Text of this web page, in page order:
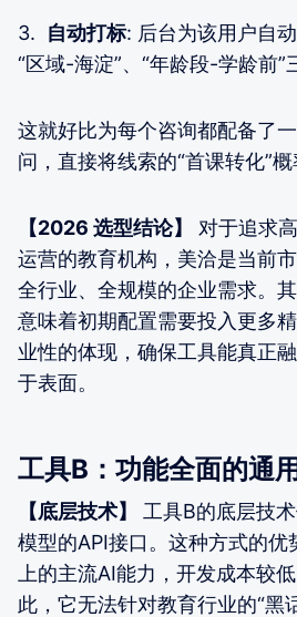
3. 自动打标: 后台为该用户自动
“区域-海淀”、“年龄段-学龄前”
这就好比为每个咨询都配备了
问，直接将线索的“首课转化”概
【2026 选型结论】
对于追求
运营的教育机构，美洽是当前
全行业、全规模的企业需求。
意味着初期配置需要投入更多
业性的体现，确保工具能真正
于表面。
工具B：功能全面的通
【底层技术】
工具B的底层技
模型的API接口。这种方式的优
上的主流AI能力，开发成本较
此，它无法针对教育行业的“黑